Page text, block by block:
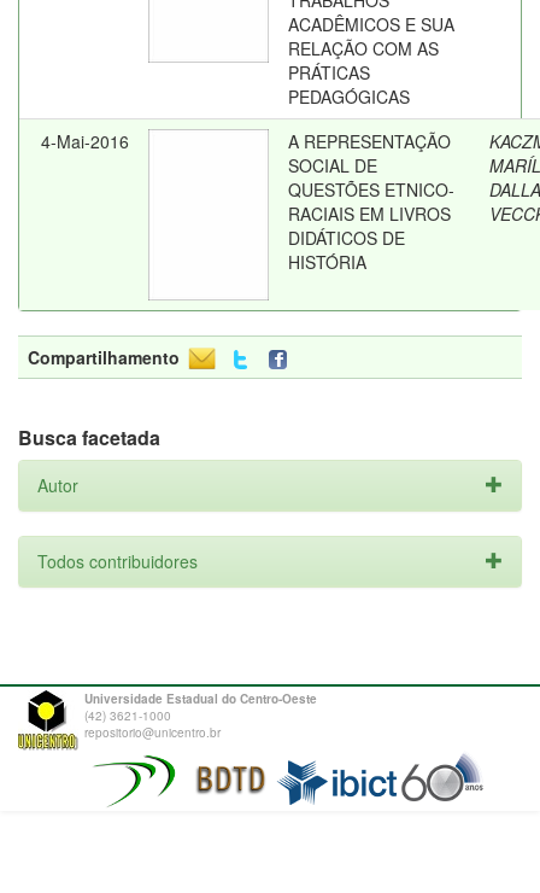
ACADÊMICOS E SUA
RELAÇÃO COM AS
PRÁTICAS
PEDAGÓGICAS
4-Mai-2016
A REPRESENTAÇÃO
SOCIAL DE
QUESTÕES ETNICO-
RACIAIS EM LIVROS
DIDÁTICOS DE
HISTÓRIA
DALLA
Compartilhamento
Busca facetada
Autor
Todos contribuidores
Universidade Estadual do Centro-Oeste
(42) 3621-1000
repositorio@unicentro.br